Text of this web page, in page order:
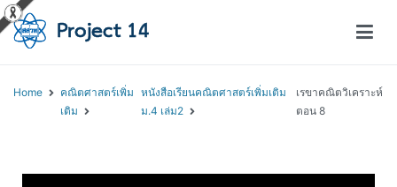
Home
คณิตศาสตร์เพิ่ม
เติม
หนังสือเรียนคณิตศาสตร์เพิ่มเติม
ม.4 เล่ม2
เรขาคณิตวิเคราะห์
ตอน 8